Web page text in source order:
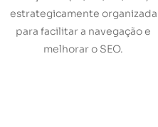
estrategicamente organizada
para facilitar a navegação e
melhorar o SEO.